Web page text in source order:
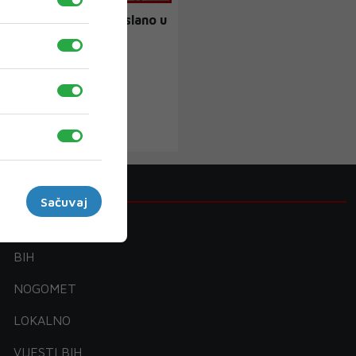
oružja će biti poslano u
Sačuvaj
Kategorije
BIH
NOGOMET
LOKALNO
VIJESTI BIH